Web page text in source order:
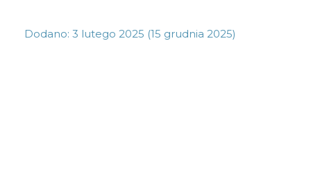
Dodano: 3 lutego 2025 (15 grudnia 2025)